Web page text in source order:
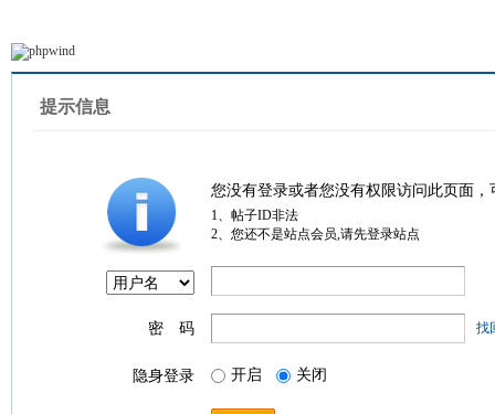
提示信息
您没有登录或者您没有权限访问此页面
1、帖子ID非法
2、您还不是站点会员,请先登录站点
密 码 找
隐身登录 开启 关闭